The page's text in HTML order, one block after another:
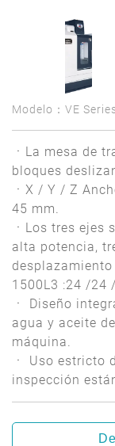
Modelo：VE
ㆍLa mesa de
bloques
ㆍX / Y / Z
45 mm.
ㆍLos tres ejes
alta potencia,
1500L3 :24 /24
ㆍ Diseño
agua y aceite
máquina.
ㆍ Uso estricto
inspección